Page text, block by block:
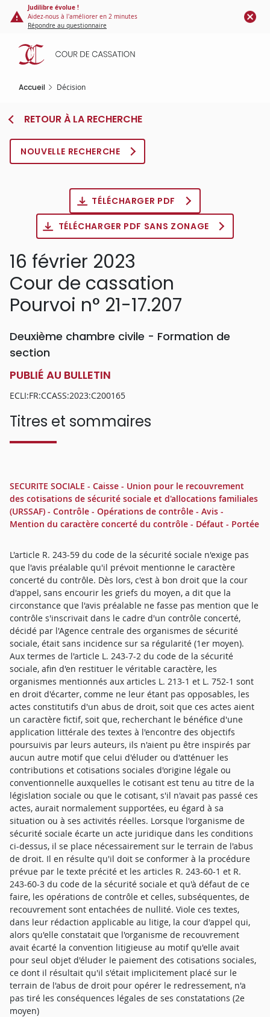
Panneau de gestion des cookies
contenu
principal
Judilibre évolue !
Aidez-nous à l'améliorer en 2 minutes
Répondre au questionnaire
Accueil Décision
RETOUR À LA RECHERCHE
NOUVELLE RECHERCHE
TÉLÉCHARGER PDF
TÉLÉCHARGER PDF SANS ZONAGE
16 février 2023
Cour de cassation
Pourvoi n° 21-17.207
Deuxième chambre civile - Formation de
section
PUBLIÉ AU BULLETIN
ECLI:FR:CCASS:2023:C200165
Titres et sommaires
SECURITE SOCIALE - Caisse - Union pour le recouvrement
des cotisations de sécurité sociale et d'allocations familiales
(URSSAF) - Contrôle - Opérations de contrôle - Avis -
Mention du caractère concerté du contrôle - Défaut - Portée
L'article R. 243-59 du code de la sécurité sociale n'exige pas
que l'avis préalable qu'il prévoit mentionne le caractère
concerté du contrôle. Dès lors, c'est à bon droit que la cour
d'appel, sans encourir les griefs du moyen, a dit que la
circonstance que l'avis préalable ne fasse pas mention que le
contrôle s'inscrivait dans le cadre d'un contrôle concerté,
décidé par l'Agence centrale des organismes de sécurité
sociale, était sans incidence sur sa régularité (1er moyen).
Aux termes de l'article L. 243-7-2 du code de la sécurité
sociale, afin d'en restituer le véritable caractère, les
organismes mentionnés aux articles L. 213-1 et L. 752-1 sont
en droit d'écarter, comme ne leur étant pas opposables, les
actes constitutifs d'un abus de droit, soit que ces actes aient
un caractère fictif, soit que, recherchant le bénéfice d'une
application littérale des textes à l'encontre des objectifs
poursuivis par leurs auteurs, ils n'aient pu être inspirés par
aucun autre motif que celui d'éluder ou d'atténuer les
contributions et cotisations sociales d'origine légale ou
conventionnelle auxquelles le cotisant est tenu au titre de la
législation sociale ou que le cotisant, s'il n'avait pas passé ces
actes, aurait normalement supportées, eu égard à sa
situation ou à ses activités réelles. Lorsque l'organisme de
sécurité sociale écarte un acte juridique dans les conditions
ci-dessus, il se place nécessairement sur le terrain de l'abus
de droit. Il en résulte qu'il doit se conformer à la procédure
prévue par le texte précité et les articles R. 243-60-1 et R.
243-60-3 du code de la sécurité sociale et qu'à défaut de ce
faire, les opérations de contrôle et celles, subséquentes, de
recouvrement sont entachées de nullité. Viole ces textes,
dans leur rédaction applicable au litige, la cour d'appel qui,
alors qu'elle constatait que l'organisme de recouvrement
avait écarté la convention litigieuse au motif qu'elle avait
pour seul objet d'éluder le paiement des cotisations sociales,
ce dont il résultait qu'il s'était implicitement placé sur le
terrain de l'abus de droit pour opérer le redressement, n'a
pas tiré les conséquences légales de ses constatations (2e
moyen)